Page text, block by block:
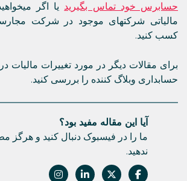
حسابرس خود تماس بگیرید یا اگر
مالیاتی شرکتهای موجود در شرکت
کسب کنید.
حسابداری وبلاگ کننده را بررسی کنید.
آیا این مقاله مفید بود؟
ما را در فیسبوک دنبال کنید و هرگز
ندهید.